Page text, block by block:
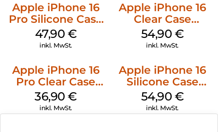
Apple iPhone 16
Pro Silicone Case
MagSafe Denim
47,90 €
inkl. MwSt.
Apple iPhone 16
Clear Case
MagSafe
Transparent
54,90 €
inkl. MwSt.
Apple iPhone 16
Pro Clear Case
MagSafe
Transparent
36,90€
inkl. MwSt.
Apple iPhone 16
Silicone Case
MagSafe Lake
Green
54,90 €
inkl. MwSt.